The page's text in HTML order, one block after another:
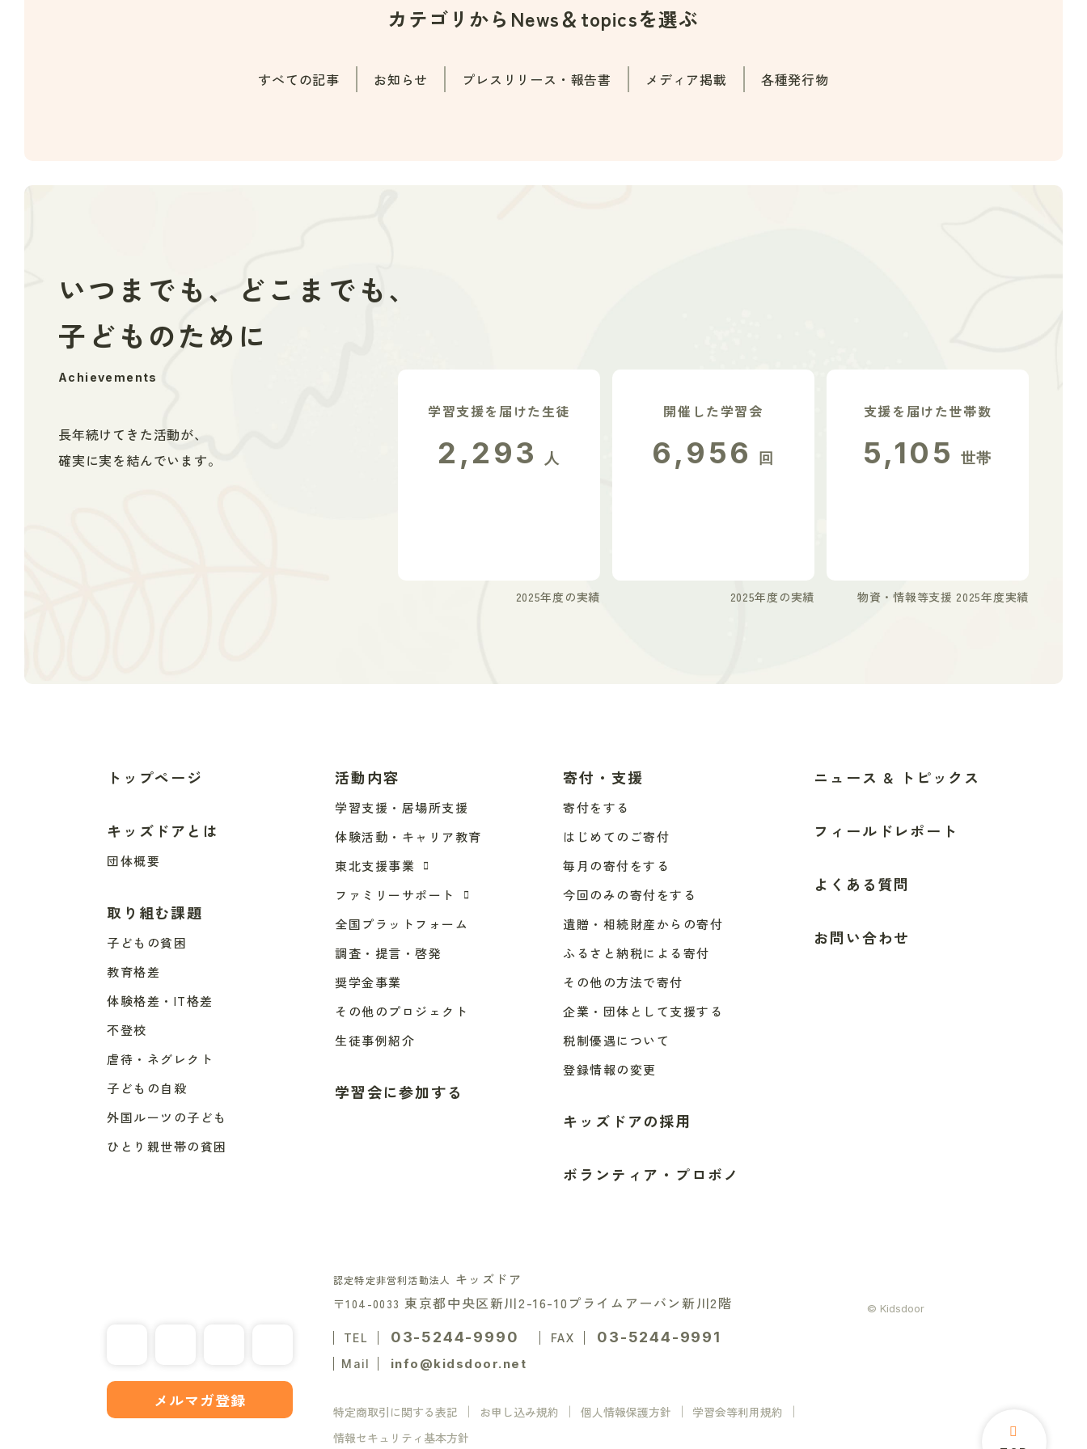
カテゴリから News＆topicsを選ぶ
すべての記事 お知らせ プレスリリース・報告書 メディア掲載 各種発行物
いつまでも、どこまでも、
子どものために
Achievements
長年続けてきた活動が、
確実に実を結んでいます。
学習支援を届けた生徒
2,293 人
2025年度の実績
開催した学習会
6,956 回
2025年度の実績
支援を届けた世帯数
5,105 世帯
物資・情報等支援 2025年度実績
トップページ
キッズドアとは
団体概要
取り組む課題
子どもの貧困
教育格差
体験格差・IT格差
不登校
虐待・ネグレクト
子どもの自殺
外国ルーツの子ども
ひとり親世帯の貧困
活動内容
学習支援・居場所支援
体験活動・キャリア教育
東北支援事業
ファミリーサポート
全国プラットフォーム
調査・提言・啓発
奨学金事業
その他のプロジェクト
生徒事例紹介
学習会に参加する
寄付・支援
寄付をする
はじめてのご寄付
毎月の寄付をする
今回のみの寄付をする
遺贈・相続財産からの寄付
ふるさと納税による寄付
その他の方法で寄付
企業・団体として支援する
税制優遇について
登録情報の変更
キッズドアの採用
ボランティア・プロボノ
ニュース & トピックス
フィールドレポート
よくある質問
お問い合わせ
メルマガ登録
認定特定非営利活動法人 キッズドア
〒104-0033 東京都中央区新川2-16-10 プライムアーバン新川2階
TEL 03-5244-9990 FAX 03-5244-9991
Mail info@kidsdoor.net
特定商取引に関する表記 お申し込み規約 個人情報保護方針
学習会等利用規約
情報セキュリティ基本方針
© Kidsdoor